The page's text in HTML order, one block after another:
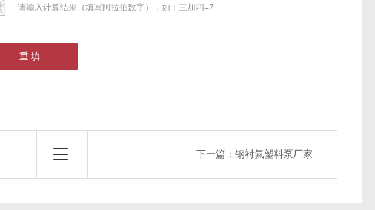
请输入计算结果（填写阿拉伯数字），如：三加四=7
下一篇： 钢衬氟塑料泵厂家